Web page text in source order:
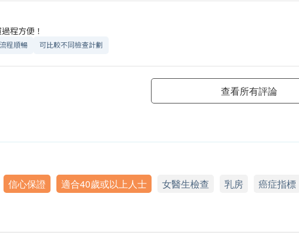
程方便！
程順暢 可比較不同檢查計劃
查看所有評論
信心保證 適合40歲或以上人士 女醫生檢查 乳房 癌症指標